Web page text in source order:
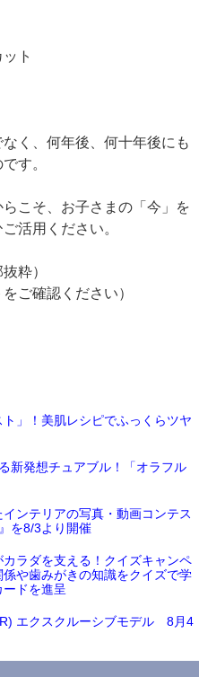
ト
く、何年後、何十年後にも
す。
こそ、お子さまの「今」を
活用ください。
粋）
ご確認ください）
」！美肌レシピでふっくらツヤ
新発想チュアブル！「オラフル
ンテリアの写真・動画コンテス
を8/3より開催
ラダを支える！クイズキャンペ
や歯みがきの知識をクイズで学
ドを進呈
エクスクルーシブモデル 8月4